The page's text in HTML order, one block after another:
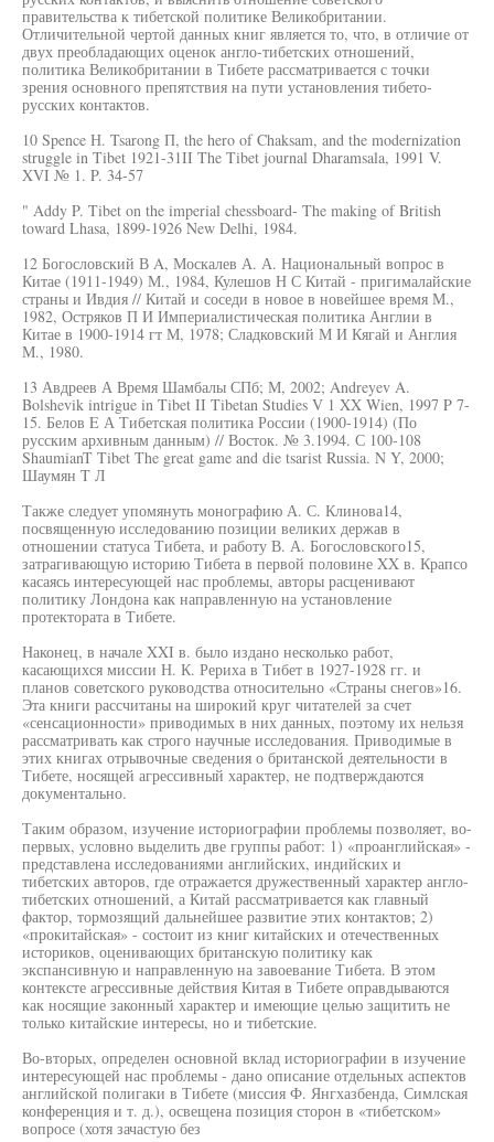
правительства к тибетской политике Великобритании.
Отличительной чертой данных книг является то, что, в отличие от
двух преобладающих оценок англо-тибетских отношений,
политика Великобритании в Тибете рассматривается с точки
зрения основного препятствия на пути установления тибето-
русских контактов.
10 Spence Н. Tsarong П, the hero of Chaksam, and the modernization
struggle in Tibet 1921-31II The Tibet journal Dharamsala, 1991 V.
XVI № 1. P. 34-57
" Addy P. Tibet on the imperial chessboard- The making of British
toward Lhasa, 1899-1926 New Delhi, 1984.
12 Богословский В A, Москалев А. А. Национальный вопрос в
Китае (1911-1949) М., 1984, Кулешов Н С Китай - пригималайские
страны и Ивдия // Китай и соседи в новое в новейшее время М.,
1982, Остряков П И Империалистическая политика Англии в
Китае в 1900-1914 гт М, 1978; Сладковский М И Кягай и Англия
М., 1980.
13 Авдреев А Время Шамбалы СПб; М, 2002; Andreyev A.
Bolshevik intrigue in Tibet II Tibetan Studies V 1 XX Wien, 1997 P 7-
15. Белов E А Тибетская политика России (1900-1914) (По
русским архивным данным) // Восток. № 3.1994. С 100-108
ShaumianT Tibet The great game and die tsarist Russia. N Y, 2000;
Шаумян T Л
Также следует упомянуть монографию А. С. Клинова14,
посвященную исследованию позиции великих держав в
отношении статуса Тибета, и работу В. А. Богословского15,
затрагивающую историю Тибета в первой половине XX в. Крапсо
касаясь интересующей нас проблемы, авторы расценивают
политику Лондона как направленную на установление
протектората в Тибете.
Наконец, в начале XXI в. было издано несколько работ,
касающихся миссии Н. К. Рериха в Тибет в 1927-1928 гг. и
планов советского руководства относительно «Страны снегов»16.
Эта книги рассчитаны на широкий круг читателей за счет
«сенсационности» приводимых в них данных, поэтому их нельзя
рассматривать как строго научные исследования. Приводимые в
этих книгах отрывочные сведения о британской деятельности в
Тибете, носящей агрессивный характер, не подтверждаются
документально.
Таким образом, изучение историографии проблемы позволяет, во-
первых, условно выделить две группы работ: 1) «проанглийская» -
представлена исследованиями английских, индийских и
тибетских авторов, где отражается дружественный характер англо-
тибетских отношений, а Китай рассматривается как главный
фактор, тормозящий дальнейшее развитие этих контактов; 2)
«прокитайская» - состоит из книг китайских и отечественных
историков, оценивающих британскую политику как
экспансивную и направленную на завоевание Тибета. В этом
контексте агрессивные действия Китая в Тибете оправдываются
как носящие законный характер и имеющие целью защитить не
только китайские интересы, но и тибетские.
Во-вторых, определен основной вклад историографии в изучение
интересующей нас проблемы - дано описание отдельных аспектов
английской полигаки в Тибете (миссия Ф. Янгхазбенда, Симлская
конференция и т. д.), освещена позиция сторон в «тибетском»
вопросе (хотя зачастую без